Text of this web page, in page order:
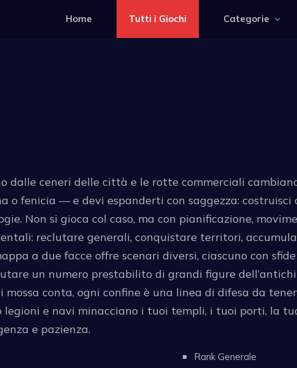
Home Tutti i Giochi Categorie
dalle ceneri delle città e le rotte commerciali
o fenicia — e devi espanderti con saggezza:
Non si gioca col caso, ma con pianificazione,
reclutare generali, conquistare territori,
a due facce offre scenari diversi, ciascuno con
un numero prestabilito di grandi figure
conta, ogni confine è una linea di difesa da
legioni e navi minacciano i tuoi templi, i tuoi porti, la
e pazienza.
Rank Generale